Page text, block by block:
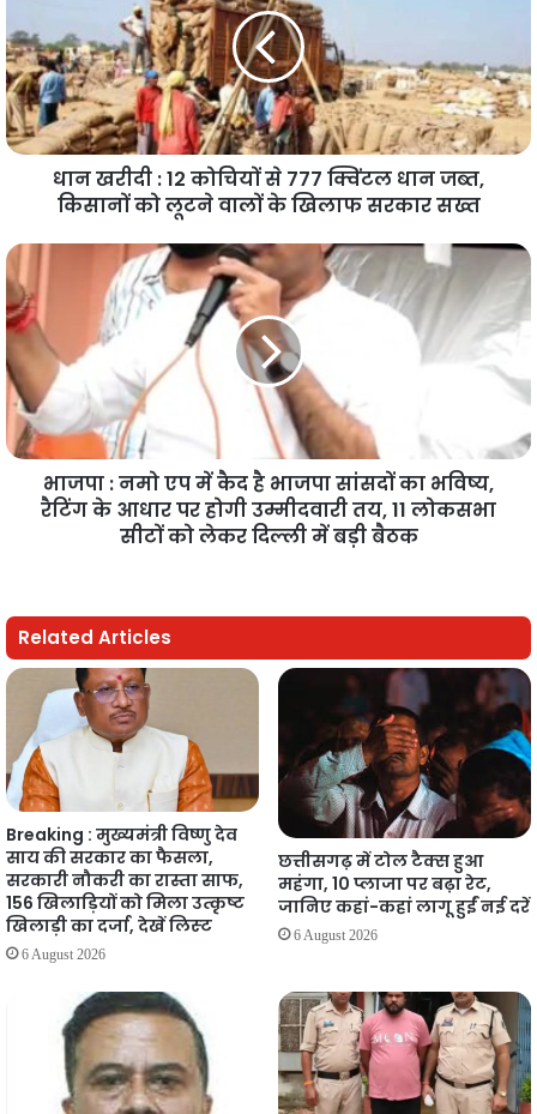
धान खरीदी : 12 कोचियों से 777 क्विंटल धान जब्त,
किसानों को लूटने वालों के खिलाफ सरकार सख्त
भाजपा : नमो एप में कैद है भाजपा सांसदों का भविष्य,
रैटिंग के आधार पर होगी उम्मीदवारी तय, 11 लोकसभा
सीटों को लेकर दिल्ली में बड़ी बैठक
Related Articles
Breaking : मुख्यमंत्री विष्णु देव
साय की सरकार का फैसला,
सरकारी नौकरी का रास्ता साफ,
156 खिलाड़ियों को मिला उत्कृष्ट
खिलाड़ी का दर्जा, देखें लिस्‍ट
6 August 2026
छत्तीसगढ़ में टोल टैक्स हुआ
महंगा, 10 प्लाजा पर बढ़ा रेट,
जानिए कहां-कहां लागू हुईं नई दरें
6 August 2026